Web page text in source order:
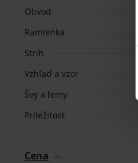
Obvod
Ramienka
Strih
Vzhľad a vzor
Švy a lemy
Príležitosť
Cena